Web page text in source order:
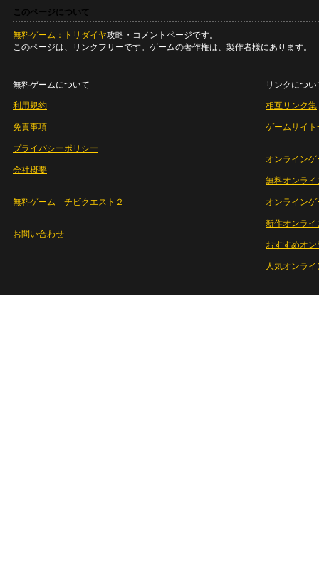
このページについて
無料ゲーム：トリダイヤ攻略・コメントページです。
このページは、リンクフリーです。ゲームの著作権は、製作者様にあります。
無料ゲームについて
利用規約
免責事項
プライバシーポリシー
会社概要
無料ゲーム チビクエスト２
お問い合わせ
リンクについ
相互リンク集
ゲームサイト
オンラインゲ
無料オンライ
オンライン
新作オンライ
おすすめオ
人気オンラ